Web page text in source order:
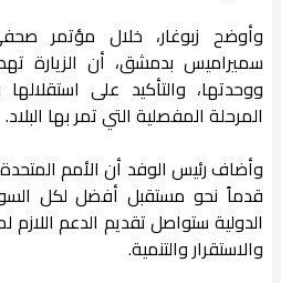
وأوضح زبوغار، خلال مؤتمر
سميراميس بدمشق، أن الزيارة
ووحدتها، والتأكيد على
المرحلة المفصلية التي تمر بها البلاد.
وأضاف رئيس الوفد أن الأمم
قدماً نحو مستقبل أفضل لكل
الدولية ستواصل تقديم الدعم
والاستقرار والتنمية.